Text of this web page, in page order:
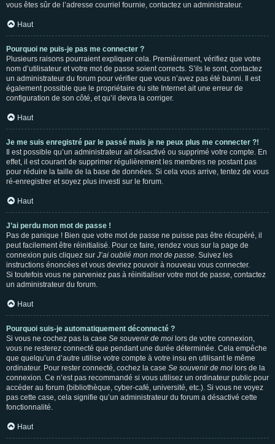
vous êtes sûr de l’adresse courriel fournie, contactez un administrateur.
Haut
Pourquoi ne puis-je pas me connecter ?
Plusieurs raisons pourraient expliquer cela. Premièrement, vérifiez que votre
nom d’utilisateur et votre mot de passe soient corrects. S’ils le sont, contactez
un administrateur du forum pour vérifier que vous n’avez pas été banni. Il est
également possible que le propriétaire du site Internet ait une erreur de
configuration de son côté, et qu’il devra la corriger.
Haut
Je me suis enregistré par le passé mais je ne peux plus me connecter ?!
Il est possible qu’un administrateur ait désactivé ou supprimé votre compte. En
effet, il est courant de supprimer régulièrement les membres ne postant pas
pour réduire la taille de la base de données. Si cela vous arrive, tentez de vous
ré-enregistrer et soyez plus investi sur le forum.
Haut
J’ai perdu mon mot de passe !
Pas de panique ! Bien que votre mot de passe ne puisse pas être récupéré, il
peut facilement être réinitialisé. Pour ce faire, rendez vous sur la page de
connexion puis cliquez sur J’ai oublié mon mot de passe. Suivez les
instructions énoncées et vous devriez pouvoir à nouveau vous connecter.
Si toutefois vous ne parveniez pas à réinitialiser votre mot de passe, contactez
un administrateur du forum.
Haut
Pourquoi suis-je automatiquement déconnecté ?
Si vous ne cochez pas la case Se souvenir de moi lors de votre connexion,
vous ne resterez connecté que pendant une durée déterminée. Cela empêche
que quelqu’un d’autre utilise votre compte à votre insu en utilisant le même
ordinateur. Pour rester connecté, cochez la case Se souvenir de moi lors de la
connexion. Ce n’est pas recommandé si vous utilisez un ordinateur public pour
accéder au forum (bibliothèque, cyber-café, université, etc.). Si vous ne voyez
pas cette case, cela signifie qu’un administrateur du forum a désactivé cette
fonctionnalité.
Haut